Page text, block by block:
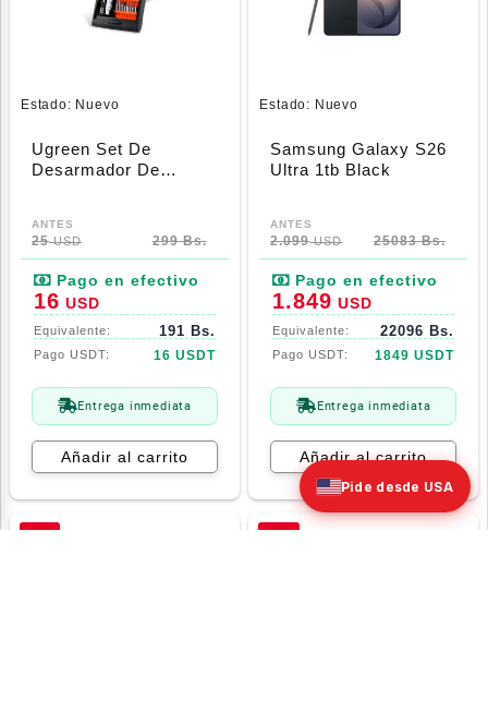
Estado: Nuevo
Ugreen Set De
Desarmador De
25USD 299 Bs.
16 USD
191 Bs.
16 USDT
Entrega inmediata
Añadir al carrito
Estado: Nuevo
Samsung Galaxy S26
Ultra 1tb Black
2.099USD 25083 Bs.
1.849 USD
22096 Bs.
1849 USDT
Entrega inmediata
Añadir al carrito
-9% -7%
Pide desde USA